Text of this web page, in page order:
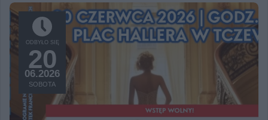
ODBYŁO SIĘ
20
06.2026
SOBOTA